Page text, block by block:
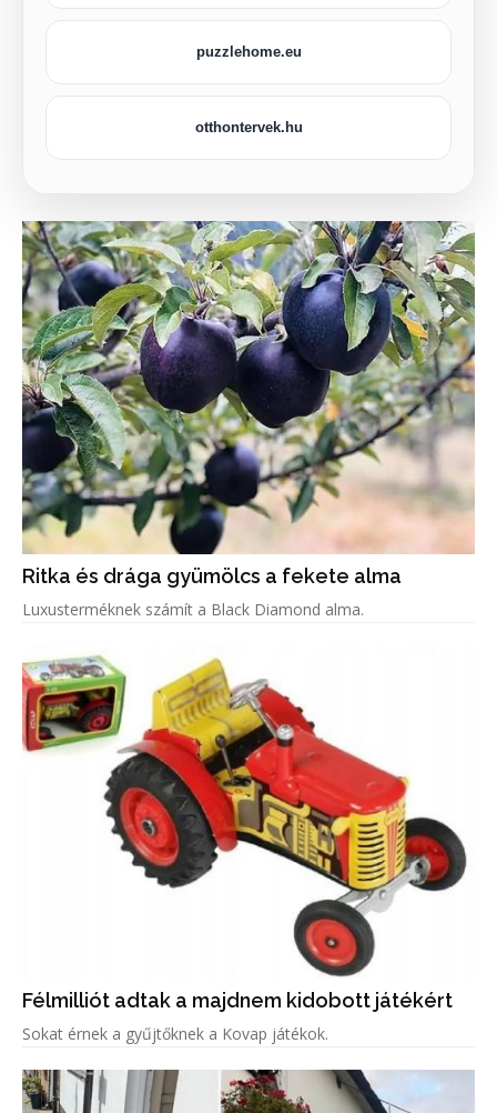
puzzlehome.eu
otthontervek.hu
Ritka és drága gyümölcs a fekete alma
Luxusterméknek számít a Black Diamond alma.
Félmilliót adtak a majdnem kidobott játékért
Sokat érnek a gyűjtőknek a Kovap játékok.